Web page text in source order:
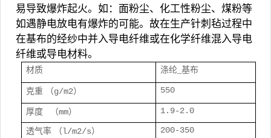
易导致爆炸起火。如：面粉尘、化工性粉尘、煤粉等
如遇静电放电有爆炸的可能。故在生产针刺毡过程中
在基布的经纱中并入导电纤维或在化学纤维混入导电
纤维或导电材料。
材质 涤纶_基布
克重 （g/m2） 550
厚度 （mm） 1.9-2.0
透气率 （l/m2/s） 200-350